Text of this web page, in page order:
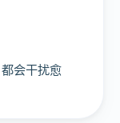
会干扰愈